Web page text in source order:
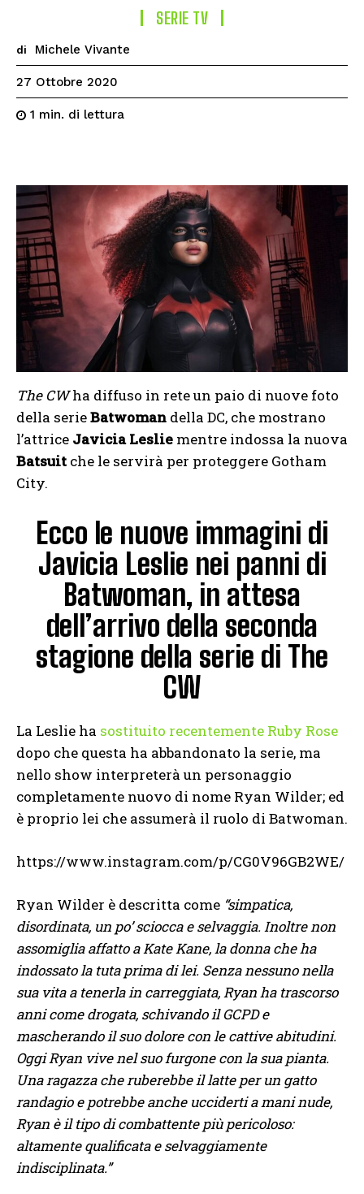
SERIE TV
di Michele Vivante
27 Ottobre 2020
1 min. di lettura
The CWha diffuso in rete un paio di nuove foto
della serieBatwoman della DC, che mostrano
l’attrice Javicia Leslie mentre indossa la nuova
Batsuit che le servirà per proteggere Gotham
City.
Ecco le nuove immagini di
Javicia Leslie nei panni di
Batwoman, in attesa
dell’arrivo della seconda
stagione della serie di The
CW
La Leslie ha sostituito recentemente Ruby Rose
dopo che questa ha abbandonato la serie, ma
nello show interpreterà un personaggio
completamente nuovo di nome Ryan Wilder; ed
è proprio lei che assumerà il ruolo di Batwoman.
https://www.instagram.com/p/CG0V96GB2WE/
Ryan Wilder è descritta come “simpatica,
disordinata, un po’ sciocca e selvaggia. Inoltre non
assomiglia affatto a Kate Kane, la donna che ha
indossato la tuta prima di lei. Senza nessuno nella
sua vita a tenerla in carreggiata, Ryan ha trascorso
anni come drogata, schivando il GCPD e
mascherando il suo dolore con le cattive abitudini.
Oggi Ryan vive nel suo furgone con la sua pianta.
Una ragazza che ruberebbe il latte per un gatto
randagio e potrebbe anche ucciderti a mani nude,
Ryan è il tipo di combattente più pericoloso:
altamente qualificata e selvaggiamente
indisciplinata.”